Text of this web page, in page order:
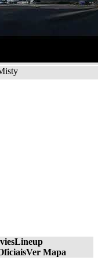
Lineup
Ver Mapa